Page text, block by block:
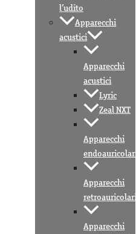
l’udito
Apparecchi
acustici
Apparecchi
acustici
Lyric
Zeal NXT
Apparecchi
endoauricolari
Apparecchi
retroauricolari
Apparecchi